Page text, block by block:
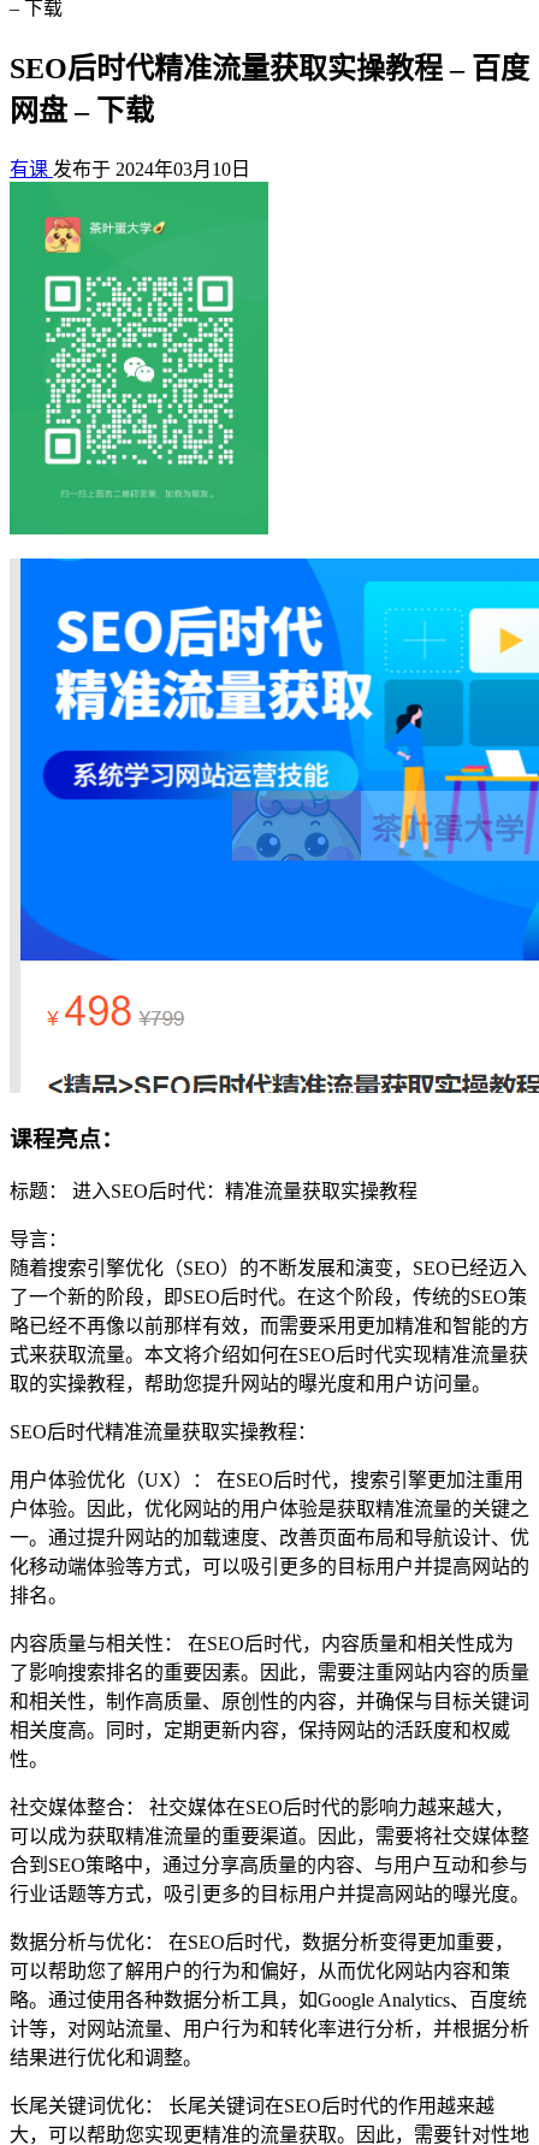
– 下载
SEO后时代精准流量获取实操教程 – 百度
网盘 – 下载
有课 发布于 2024年03月10日
课程亮点：
标题： 进入SEO后时代：精准流量获取实操教程
导言：
随着搜索引擎优化（SEO）的不断发展和演变，SEO已经迈入
了一个新的阶段，即SEO后时代。在这个阶段，传统的SEO策
略已经不再像以前那样有效，而需要采用更加精准和智能的方
式来获取流量。本文将介绍如何在SEO后时代实现精准流量获
取的实操教程，帮助您提升网站的曝光度和用户访问量。
SEO后时代精准流量获取实操教程：
用户体验优化（UX）： 在SEO后时代，搜索引擎更加注重用
户体验。因此，优化网站的用户体验是获取精准流量的关键之
一。通过提升网站的加载速度、改善页面布局和导航设计、优
化移动端体验等方式，可以吸引更多的目标用户并提高网站的
排名。
内容质量与相关性： 在SEO后时代，内容质量和相关性成为
了影响搜索排名的重要因素。因此，需要注重网站内容的质量
和相关性，制作高质量、原创性的内容，并确保与目标关键词
相关度高。同时，定期更新内容，保持网站的活跃度和权威
性。
社交媒体整合： 社交媒体在SEO后时代的影响力越来越大，
可以成为获取精准流量的重要渠道。因此，需要将社交媒体整
合到SEO策略中，通过分享高质量的内容、与用户互动和参与
行业话题等方式，吸引更多的目标用户并提高网站的曝光度。
数据分析与优化： 在SEO后时代，数据分析变得更加重要，
可以帮助您了解用户的行为和偏好，从而优化网站内容和策
略。通过使用各种数据分析工具，如Google Analytics、百度统
计等，对网站流量、用户行为和转化率进行分析，并根据分析
结果进行优化和调整。
长尾关键词优化： 长尾关键词在SEO后时代的作用越来越
大，可以帮助您实现更精准的流量获取。因此，需要针对性地